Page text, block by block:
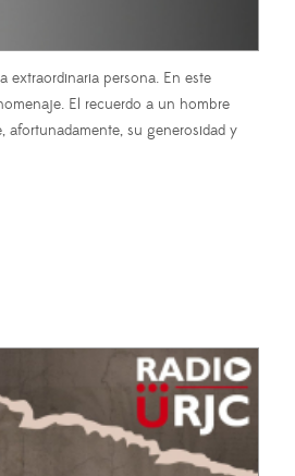
extraordinaria persona. En este
El recuerdo a un hombre
su generosidad y